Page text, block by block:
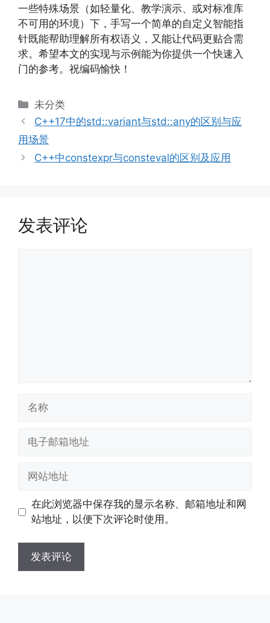
一些特殊场景（如轻量化、教学演示、或对标准库
不可用的环境）下，手写一个简单的自定义智能指
针既能帮助理解所有权语义，又能让代码更贴合需
求。希望本文的实现与示例能为你提供一个快速入
门的参考。祝编码愉快！
分
类
未分类
C++17中的std::variant与std::any的区别与应
用场景
C++中constexpr与consteval的区别及应用
发表评论
址
址
在此浏览器中保存我的显示名称、邮箱地址和网
站地址，以便下次评论时使用。